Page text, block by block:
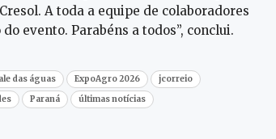
A toda a equipe de colaboradores
evento. Parabéns a todos”, conclui.
das águas ExpoAgro 2026
jcorreio
Paraná últimas notícias